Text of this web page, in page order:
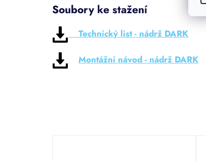
Soubory ke stažení
Technický list - nádrž DARK
Montážní návod - nádrž DARK